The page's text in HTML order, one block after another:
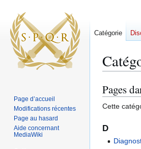
Aller
à
la
Aller
à
la
Pages
Cette
D
Catégorie
Page d’accueil
Modifications récentes
Page au hasard
Aide concernant
MediaWiki